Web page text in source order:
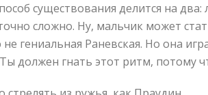
существования делится на
сложно. Ну, мальчик может
гениальная Раневская. Но она
должен гнать этот ритм, потому